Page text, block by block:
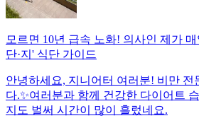
모르면 10년 급속 노화! 의사인 제가
단·지' 식단 가이드
안녕하세요, 지니어터 여러분! 비만 전
다.✨여러분과 함께 건강한 다이어트
지도 벌써 시간이 많이 흘렀네요.